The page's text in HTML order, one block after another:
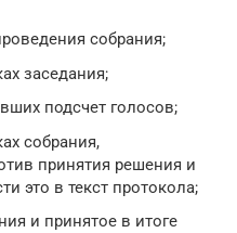
собрания;
заседания;
подсчет голосов;
собрания,
принятия решения и
это в текст протокола;
и принятое в итоге